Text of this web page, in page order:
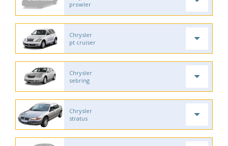
prowler
Chrysler
pt cruiser
Chrysler
sebring
Chrysler
stratus